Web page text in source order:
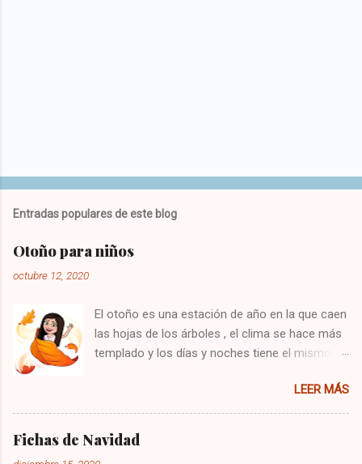
Entradas populares de este blog
Otoño para niños
octubre 12, 2020
El otoño es una estación de año en la que caen
las hojas de los árboles , el clima se hace más
templado y los días y noches tiene el mismo
comienza también el equinoccio de otoño en el
hemisferio sur y el norte termina el solsticio de
invierno. Probablemente el otoño tiene una
duración de 83 días cortos aproximadamente,
LEER MÁS
Fichas de Navidad